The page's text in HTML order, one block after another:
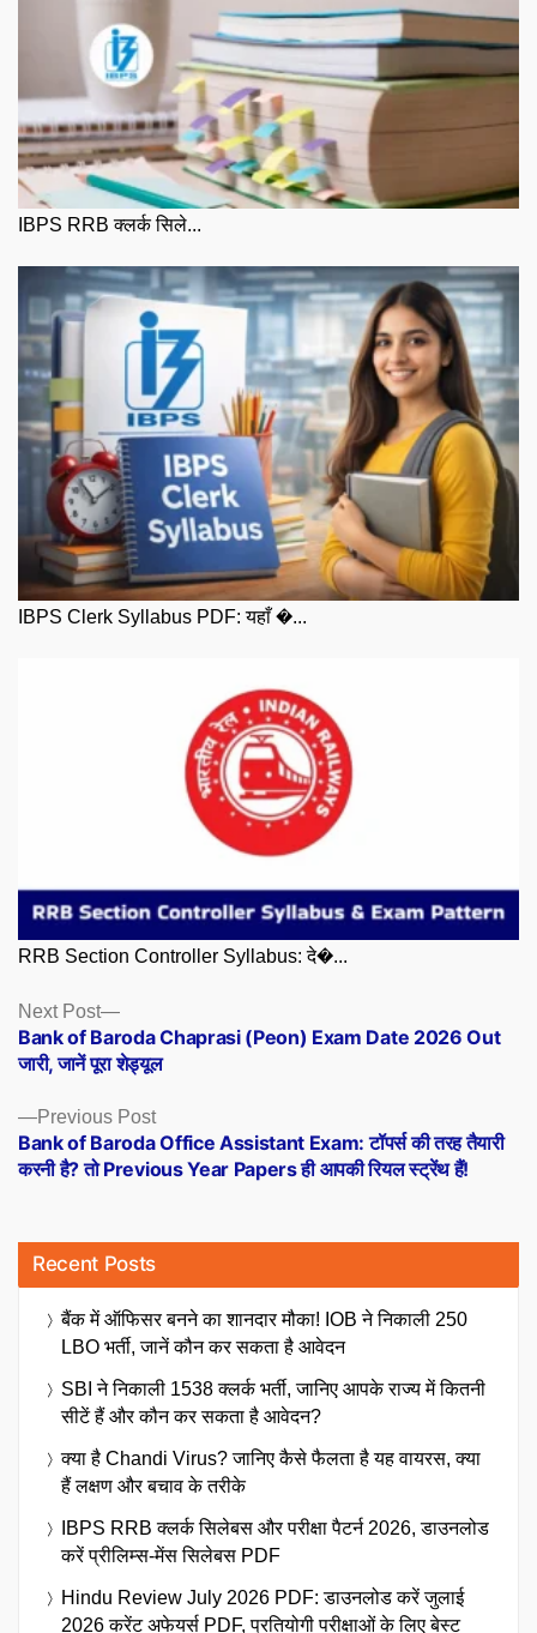
IBPS RRB क्लर्क सिले...
IBPS Clerk Syllabus PDF: यहाँ �...
RRB Section Controller Syllabus: दे�...
Posts
navigation
Previous PostPrevious
post:
Bank of Baroda Office Assistant Exam: टॉपर्स की तरह तैयारी
करनी है? तो Previous Year Papers ही आपकी रियल स्ट्रेंथ हैं!
Next Post
Next
post:
Bank of Baroda Chaprasi (Peon) Exam Date 2026 Out
जारी, जानें पूरा शेड्यूल
Recent Posts
बैंक में ऑफिसर बनने का शानदार मौका! IOB ने निकाली 250
LBO भर्ती, जानें कौन कर सकता है आवेदन
SBI ने निकाली 1538 क्लर्क भर्ती, जानिए आपके राज्य में कितनी
सीटें हैं और कौन कर सकता है आवेदन?
क्या है Chandi Virus? जानिए कैसे फैलता है यह वायरस, क्या
हैं लक्षण और बचाव के तरीके
IBPS RRB क्लर्क सिलेबस और परीक्षा पैटर्न 2026, डाउनलोड
करें प्रीलिम्स-मेंस सिलेबस PDF
Hindu Review July 2026 PDF: डाउनलोड करें जुलाई
2026 करेंट अफेयर्स PDF, प्रतियोगी परीक्षाओं के लिए बेस्ट